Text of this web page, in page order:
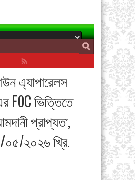
এ্যাপারেলস
FOC ভিত্তিতে
প্রাপ্যতা,
০৫/২০২৬ খ্রি.